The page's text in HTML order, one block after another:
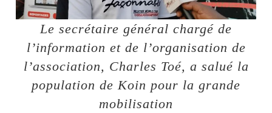
Le secrétaire général chargé de
l’information et de l’organisation de
l’association, Charles Toé, a salué la
population de Koin pour la grande
mobilisation